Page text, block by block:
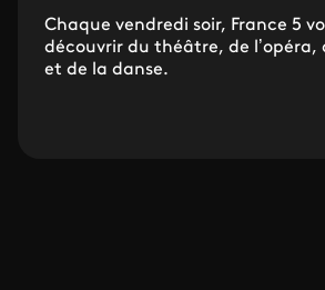
Chaque vendredi soir, France 5
découvrir du théâtre, de l’opéra,
et de la danse.